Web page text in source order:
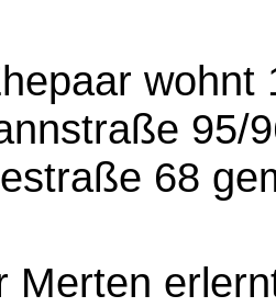
wohnt
95/
68
Merten